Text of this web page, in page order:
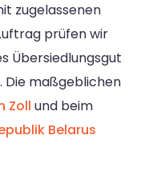
zugelassenen
prüfen wir
Übersiedlungsgut
Die maßgeblichen
Zoll und beim
Belarus